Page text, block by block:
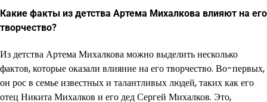
Какие факты из детства Артема Михалкова влияют на его
творчество?
Из детства Артема Михалкова можно выделить несколько
фактов, которые оказали влияние на его творчество. Во-первых,
он рос в семье известных и талантливых людей, таких как его
отец Никита Михалков и его дед Сергей Михалков. Это,